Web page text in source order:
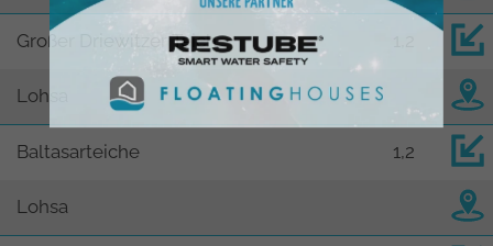
Großer Driewitzer Teich
Lohsa
Baltasarteiche 1,2
Lohsa